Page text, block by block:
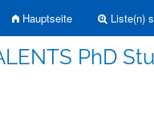
Hauptseite Liste(n)
PhD